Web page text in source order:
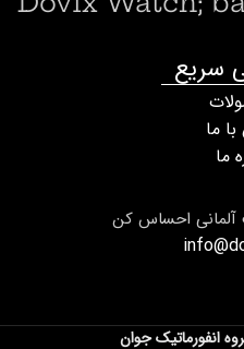
آلمانی احساس کن
سریع
ما
ما
انفورماتیک جوان